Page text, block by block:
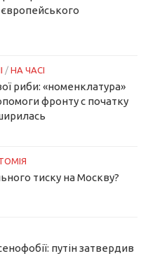
/ НА ЧАСІ
риби: «номенклатура»
фронту с початку
тиску на Москву?
путін затвердив